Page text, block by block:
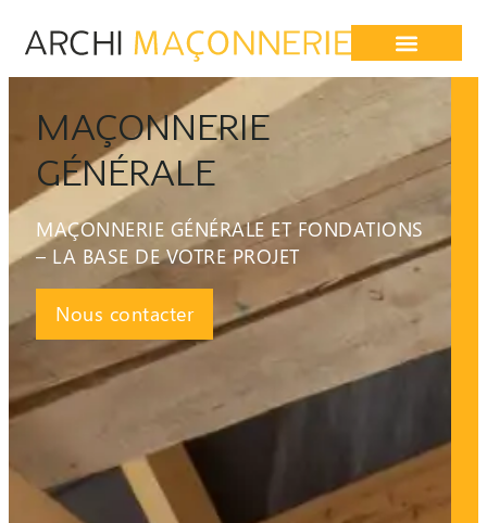
MAÇONNERIE
GÉNÉRALE
MAÇONNERIE GÉNÉRALE ET FONDATIONS
– LA BASE DE VOTRE PROJET
Nous contacter